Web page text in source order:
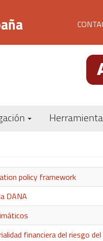
de
policy framework
DANA
financiera del riesgo del